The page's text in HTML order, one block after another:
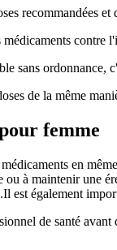
recommandées
contre
sans ordonnance,
de la même
femme
en
à maintenir une
est également
de santé